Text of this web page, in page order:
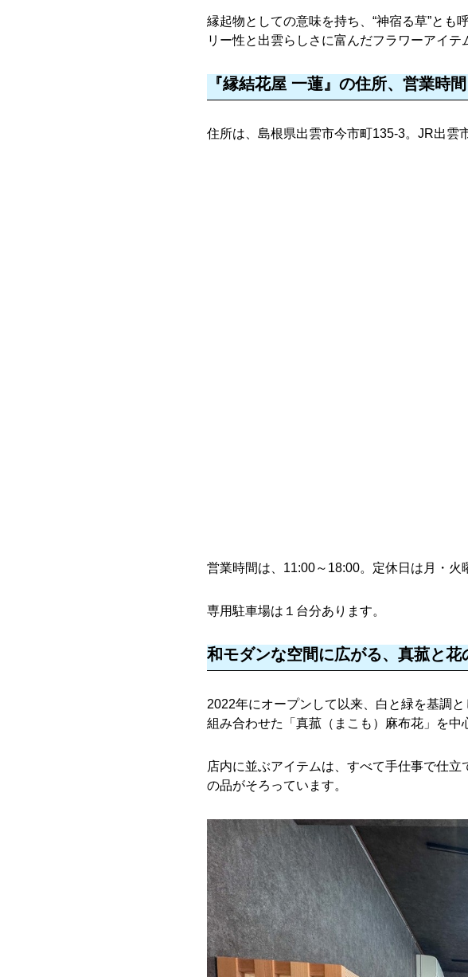
縁起物としての意味を持ち、“神宿る草”と
リー性と出雲らしさに富んだフラワーアイテ
『縁結花屋 一蓮』の住所、営業時間
住所は、島根県出雲市今市町135-3。JR出雲
営業時間は、11:00～18:00。定休日は月・火
専用駐車場は１台分あります。
和モダンな空間に広がる、真菰と花
2022年にオープンして以来、白と緑を基調
組み合わせた「真菰（まこも）麻布花」を中
店内に並ぶアイテムは、すべて手仕事で仕
の品がそろっています。